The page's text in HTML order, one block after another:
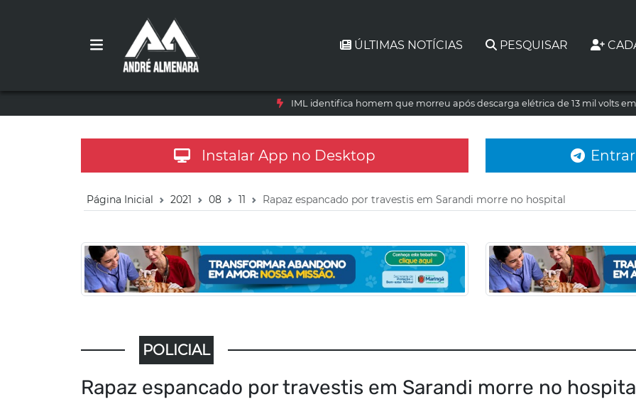
ÚLTIMAS NOTÍCIAS PESQUISAR
IML identifica homem que morreu após descarga elétrica de 13 mil volts
Instalar App no Desktop
Página Inicial 2021 08 11 Rapaz espancado por travestis em Sarandi morre no hospital
POLICIAL
Rapaz espancado por travestis em Sarandi morre no